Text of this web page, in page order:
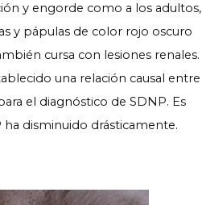
y engorde como a los adultos,
y pápulas de color rojo oscuro
cursa con lesiones renales.
una relación causal entre
el diagnóstico de SDNP. Es
ha disminuido drásticamente.